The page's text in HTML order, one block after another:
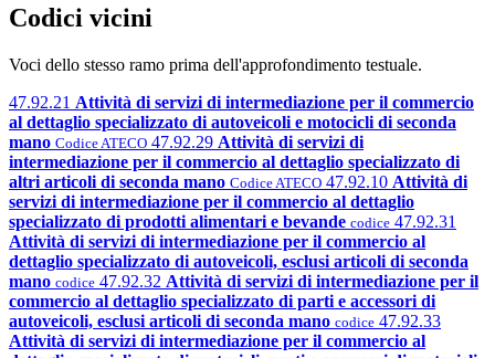
Codici vicini
Voci dello stesso ramo prima dell'approfondimento testuale.
47.92.21 Attività di servizi di intermediazione per il commercio
al dettaglio specializzato di autoveicoli e motocicli di seconda
mano Codice ATECO 47.92.29 Attività di servizi di
intermediazione per il commercio al dettaglio specializzato di
altri articoli di seconda mano Codice ATECO 47.92.10 Attività di
servizi di intermediazione per il commercio al dettaglio
specializzato di prodotti alimentari e bevande codice 47.92.31
Attività di servizi di intermediazione per il commercio al
dettaglio specializzato di autoveicoli, esclusi articoli di seconda
mano codice 47.92.32 Attività di servizi di intermediazione per il
commercio al dettaglio specializzato di parti e accessori di
autoveicoli, esclusi articoli di seconda mano codice 47.92.33
Attività di servizi di intermediazione per il commercio al